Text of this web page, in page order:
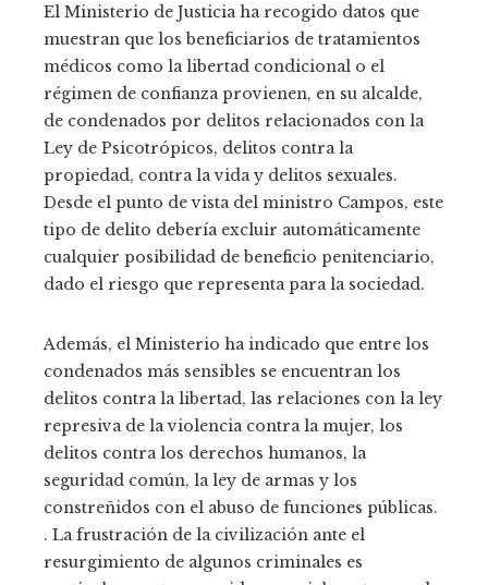
El Ministerio de Justicia ha recogido datos que
muestran que los beneficiarios de tratamientos
médicos como la libertad condicional o el
régimen de confianza provienen, en su alcalde,
de condenados por delitos relacionados con la
Ley de Psicotrópicos, delitos contra la
propiedad, contra la vida y delitos sexuales.
Desde el punto de vista del ministro Campos, este
tipo de delito debería excluir automáticamente
cualquier posibilidad de beneficio penitenciario,
dado el riesgo que representa para la sociedad.
Además, el Ministerio ha indicado que entre los
condenados más sensibles se encuentran los
delitos contra la libertad, las relaciones con la ley
represiva de la violencia contra la mujer, los
delitos contra los derechos humanos, la
seguridad común, la ley de armas y los
constreñidos con el abuso de funciones públicas.
. La frustración de la civilización ante el
resurgimiento de algunos criminales es